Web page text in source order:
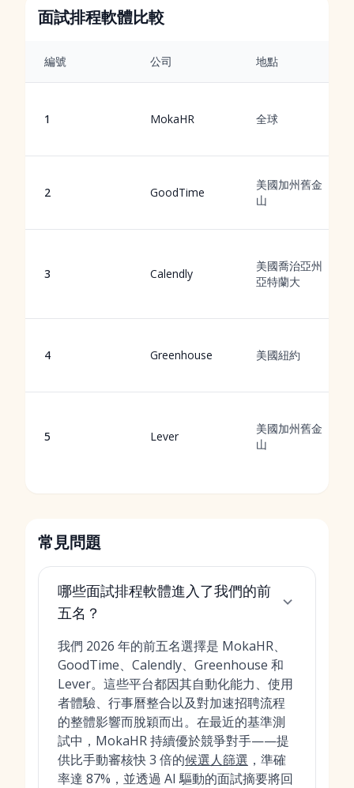
面試排程軟體比較
編號 公司 地點
1 MokaHR 全球
2 GoodTime
美國加州舊金
山
3 Calendly
美國喬治亞州
亞特蘭大
4 Greenhouse 美國紐約
5 Lever
美國加州舊金
山
常見問題
哪些面試排程軟體進入了我們的前
五名？
我們 2026 年的前五名選擇是 MokaHR、
GoodTime、Calendly、Greenhouse 和
Lever。這些平台都因其自動化能力、使用
者體驗、行事曆整合以及對加速招聘流程
的整體影響而脫穎而出。在最近的基準測
試中，MokaHR 持續優於競爭對手——提
供比手動審核快 3 倍的候選人篩選 ，準確
率達 87%，並透過 AI 驅動的面試摘要將回